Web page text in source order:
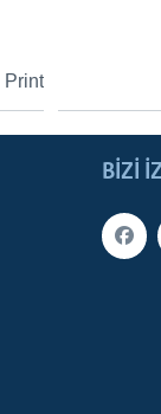
Print
BIZI